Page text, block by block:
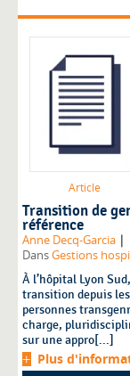
Article
Transition de
référence
Anne Decq-Garcia |
DansGestions
À l’hôpital Lyon
transition depuis
personnes
charge,
sur une appro[...]
Plus